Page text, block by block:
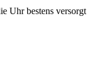
Uhr bestens versorgt